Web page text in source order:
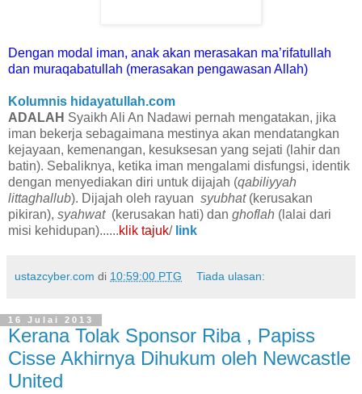
Dengan modal iman, anak akan merasakan ma’rifatullah
dan muraqabatullah (merasakan pengawasan Allah)
Kolumnis hidayatullah.com
ADALAH Syaikh Ali An Nadawi pernah mengatakan, jika
iman bekerja sebagaimana mestinya akan mendatangkan
kejayaan, kemenangan, kesuksesan yang sejati (lahir dan
batin). Sebaliknya, ketika iman mengalami disfungsi, identik
dengan menyediakan diri untuk dijajah (qabiliyyah
littaghallub). Dijajah oleh rayuan syubhat(kerusakan
pikiran), syahwat(kerusakan hati) dan ghoflah (lalai dari
misi kehidupan)......klik tajuk/ link
ustazcyber.com di 10:59:00 PTG Tiada ulasan:
16 Julai 2013
Kerana Tolak Sponsor Riba , Papiss
Cisse Akhirnya Dihukum oleh Newcastle
United